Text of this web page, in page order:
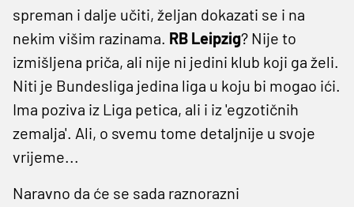
spreman i dalje učiti, željan dokazati se i na
nekim višim razinama. RB Leipzig? Nije to
izmišljena priča, ali nije ni jedini klub koji ga želi.
Niti je Bundesliga jedina liga u koju bi mogao ići.
Ima poziva iz Liga petica, ali i iz 'egzotičnih
zemalja'. Ali, o svemu tome detaljnije u svoje
vrijeme...
Naravno da će se sada raznorazni